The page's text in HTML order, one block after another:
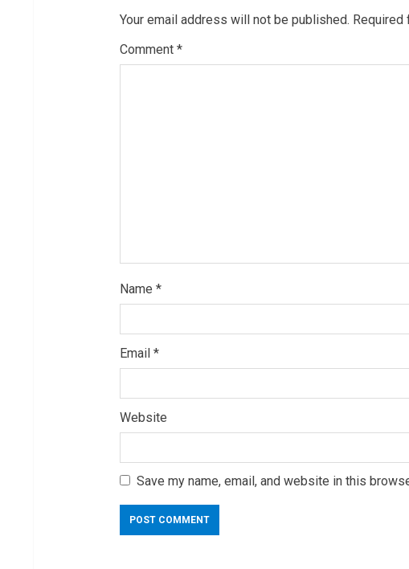
e
a
Your email address will not be published. Required
Comment *
Name *
Email *
Website
Save my name, email, and website in this